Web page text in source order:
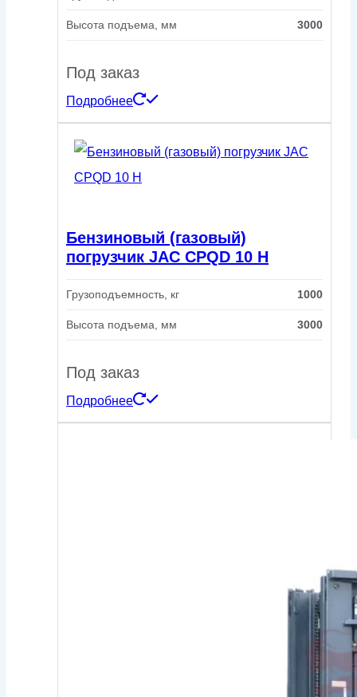
Высота подъема, мм 3000
Под заказ
Подробнее
Бензиновый (газовый)
погрузчик JAC CPQD 10 H
Грузоподъемность, кг 1000
Высота подъема, мм 3000
Под заказ
Подробнее